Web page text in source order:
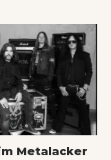
Metalacker